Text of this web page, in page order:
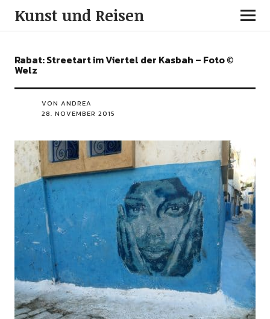
Kunst und Reisen
Rabat: Streetart im Viertel der Kasbah – Foto ©
Welz
VON ANDREA
28. NOVEMBER 2015